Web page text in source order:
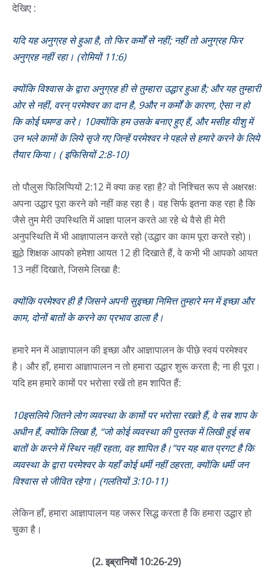
देखिए :
यदि यह अनुग्रह से हुआ है, तो फिर कर्मों से नहीं; नहीं तो अनुग्रह फिर
अनुग्रह नहीं रहा। (रोमियों 11:6)
क्योंकि विश्‍वास के द्वारा अनुग्रह ही से तुम्हारा उद्धार हुआ है; और यह तुम्हारी
ओर से नहीं, वरन् परमेश्‍वर का दान है, 9और न कर्मों के कारण, ऐसा न हो
कि कोई घमण्ड करे। 10क्योंकि हम उसके बनाए हुए हैं, और मसीह यीशु में
उन भले कामों के लिये सृजे गए जिन्हें परमेश्‍वर ने पहले से हमारे करने के लिये
तैयार किया। ( इफिसियों 2:8-10)
तो पौलुस फिलिप्पियों 2:12 में क्या कह रहा है? वो निश्चित रूप से अक्षरक्षः
अपना उद्धार पूरा करने को नहीं कह रहा है। वह सिर्फ इतना कह रहा है कि
जैसे तुम मेरी उपस्थिति में आज्ञा पालन करते आ रहे थे वैसे ही मेरी
अनुपस्थिति में भी आज्ञापालन करते रहो (उद्धार का काम पूरा करते रहो)।
झूठे शिक्षक आपको हमेशा आयत 12 ही दिखाते हैं, वे कभी भी आपको आयत
13 नहीं दिखाते, जिसमे लिखा है:
क्योंकि परमेश्‍वर ही है जिसने अपनी सुइच्छा निमित्त तुम्हारे मन में इच्छा और
काम, दोनों बातों के करने का प्रभाव डाला है।
हमारे मन में आज्ञापालन की इच्छा और आज्ञापालन के पीछे स्वयं परमेश्वर
है। और हाँ, हमारा आज्ञापालन न तो हमारा उद्धार शुरू करता है; ना ही पूरा।
यदि हम हमारे कामों पर भरोसा रखें तो हम शापित हैं:
10इसलिये जितने लोग व्यवस्था के कामों पर भरोसा रखते हैं, वे सब शाप के
अधीन हैं, क्योंकि लिखा है, “जो कोई व्यवस्था की पुस्तक में लिखी हुई सब
बातों के करने में स्थिर नहीं रहता, वह शापित है।”पर यह बात प्रगट है कि
व्यवस्था के द्वारा परमेश्‍वर के यहाँ कोई धर्मी नहीं ठहरता, क्योंकि धर्मी जन
विश्‍वास से जीवित रहेगा। (गलतियों 3:10-11)
लेकिन हाँ, हमारा आज्ञापालन यह जरूर सिद्ध करता है कि हमारा उद्धार हो
चुका है।
(2. इब्रानियों 10:26-29)